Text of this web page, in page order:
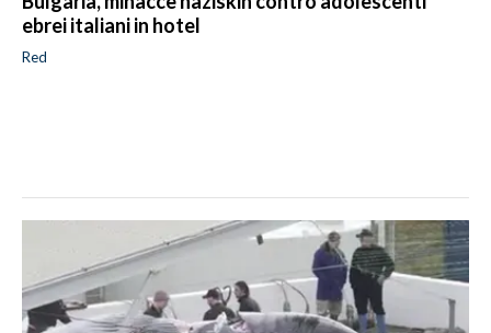
ebrei italiani in hotel
Red